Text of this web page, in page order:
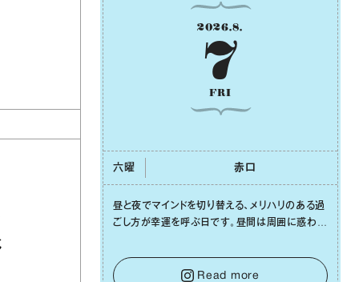
2026.8.
7
FRI
六曜 ⾚⼝
昼と夜でマインドを切り替える、メリハリのある過
ごし⽅が幸運を呼ぶ⽇です。昼間は周囲に惑わさ
をキープして。そして夜は、疲れや寂しさから⽢
い⾔葉に流されないよう、⼼にしっかりブレーキ
Read more